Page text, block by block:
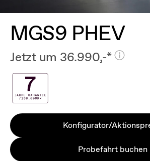
MGS9 PHEV
Jetzt um 36.990,-*
Konfigurator/
Probefahrt buchen